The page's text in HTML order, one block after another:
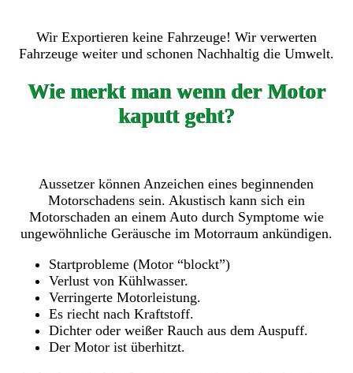
Wir Exportieren keine Fahrzeuge! Wir verwerten
Fahrzeuge weiter und schonen Nachhaltig die Umwelt.
Wie merkt man wenn der Motor
kaputt geht?
Aussetzer können Anzeichen eines beginnenden
Motorschadens sein. Akustisch kann sich ein
Motorschaden an einem Auto durch Symptome wie
ungewöhnliche Geräusche im Motorraum ankündigen.
Startprobleme (Motor “blockt”)
Verlust von Kühlwasser.
Verringerte Motorleistung.
Es riecht nach Kraftstoff.
Dichter oder weißer Rauch aus dem Auspuff.
Der Motor ist überhitzt.